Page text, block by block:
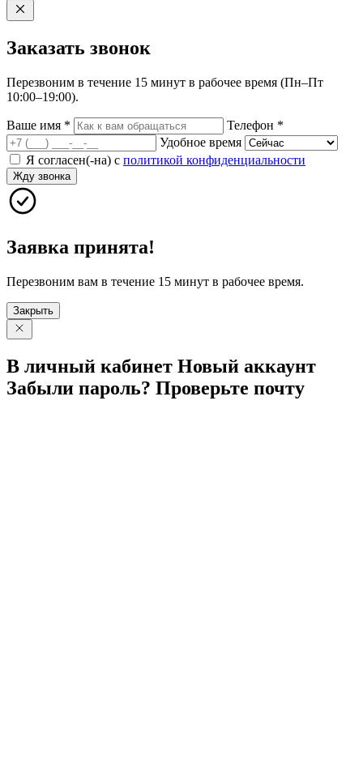
Заказать звонок
Перезвоним в течение 15 минут в рабочее время (Пн–Пт
10:00–19:00).
Ваше имя * Телефон *
Удобное время
Я согласен(-на) с политикой конфиденциальности
Жду звонка
Заявка принята!
Перезвоним вам в течение 15 минут в рабочее время.
Закрыть
В личный кабинет Новый аккаунт
Забыли пароль? Проверьте почту